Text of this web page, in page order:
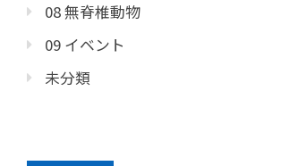
08 無脊椎動物
09 イベント
未分類